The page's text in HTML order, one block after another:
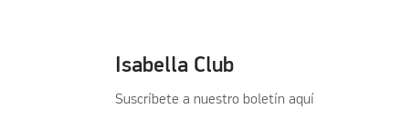
Isabella Club
Suscríbete a nuestro boletín aquí